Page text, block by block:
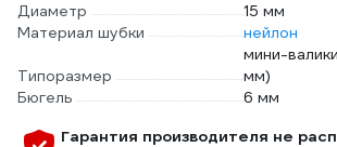
Диаметр
15 мм
Материал шубки
нейлон
Типоразмер
мини-
мм)
Бюгель
6 мм
Гарантия производителя не